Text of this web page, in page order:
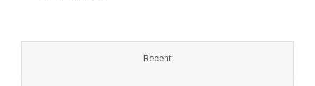
Recent